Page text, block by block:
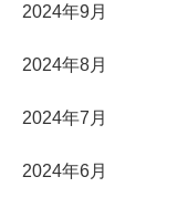
2024年9月
2024年8月
2024年7月
2024年6月